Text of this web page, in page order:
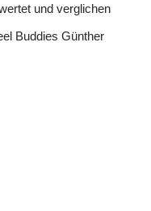
und verglichen
Buddies Günther